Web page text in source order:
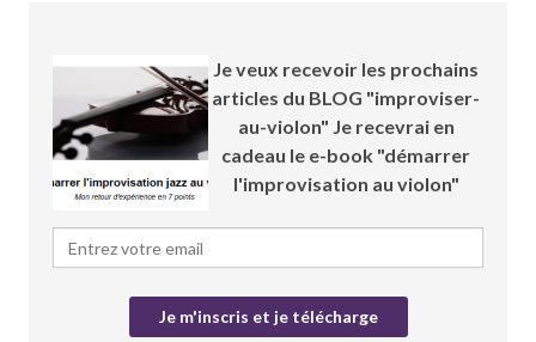
Je veux recevoir les prochains
articles du BLOG "improviser-
au-violon" Je recevrai en
cadeau le e-book "démarrer
l'improvisation au violon"